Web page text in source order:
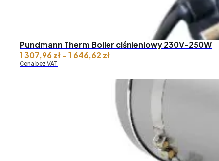
Pundmann Therm Boiler ciśnieniowy 230V-250W
1 307,96zł–1 646,62 złZakres
307,96 zł
646,62 zł
Cena bez VAT